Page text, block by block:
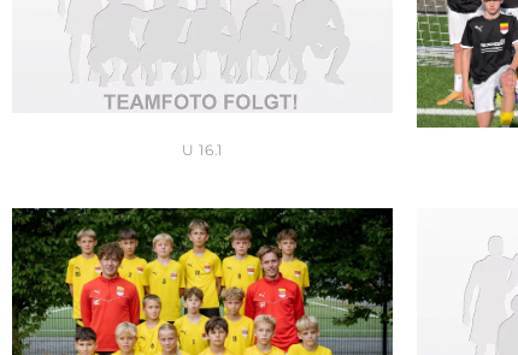
U 16.1